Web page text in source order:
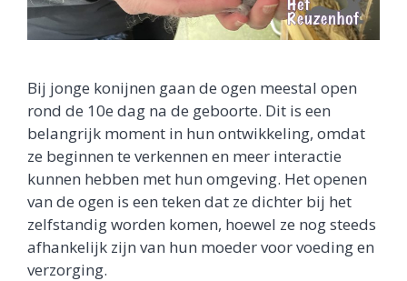
Bij jonge konijnen gaan de ogen meestal open
rond de 10e dag na de geboorte. Dit is een
belangrijk moment in hun ontwikkeling, omdat
ze beginnen te verkennen en meer interactie
kunnen hebben met hun omgeving. Het openen
van de ogen is een teken dat ze dichter bij het
zelfstandig worden komen, hoewel ze nog steeds
afhankelijk zijn van hun moeder voor voeding en
verzorging.